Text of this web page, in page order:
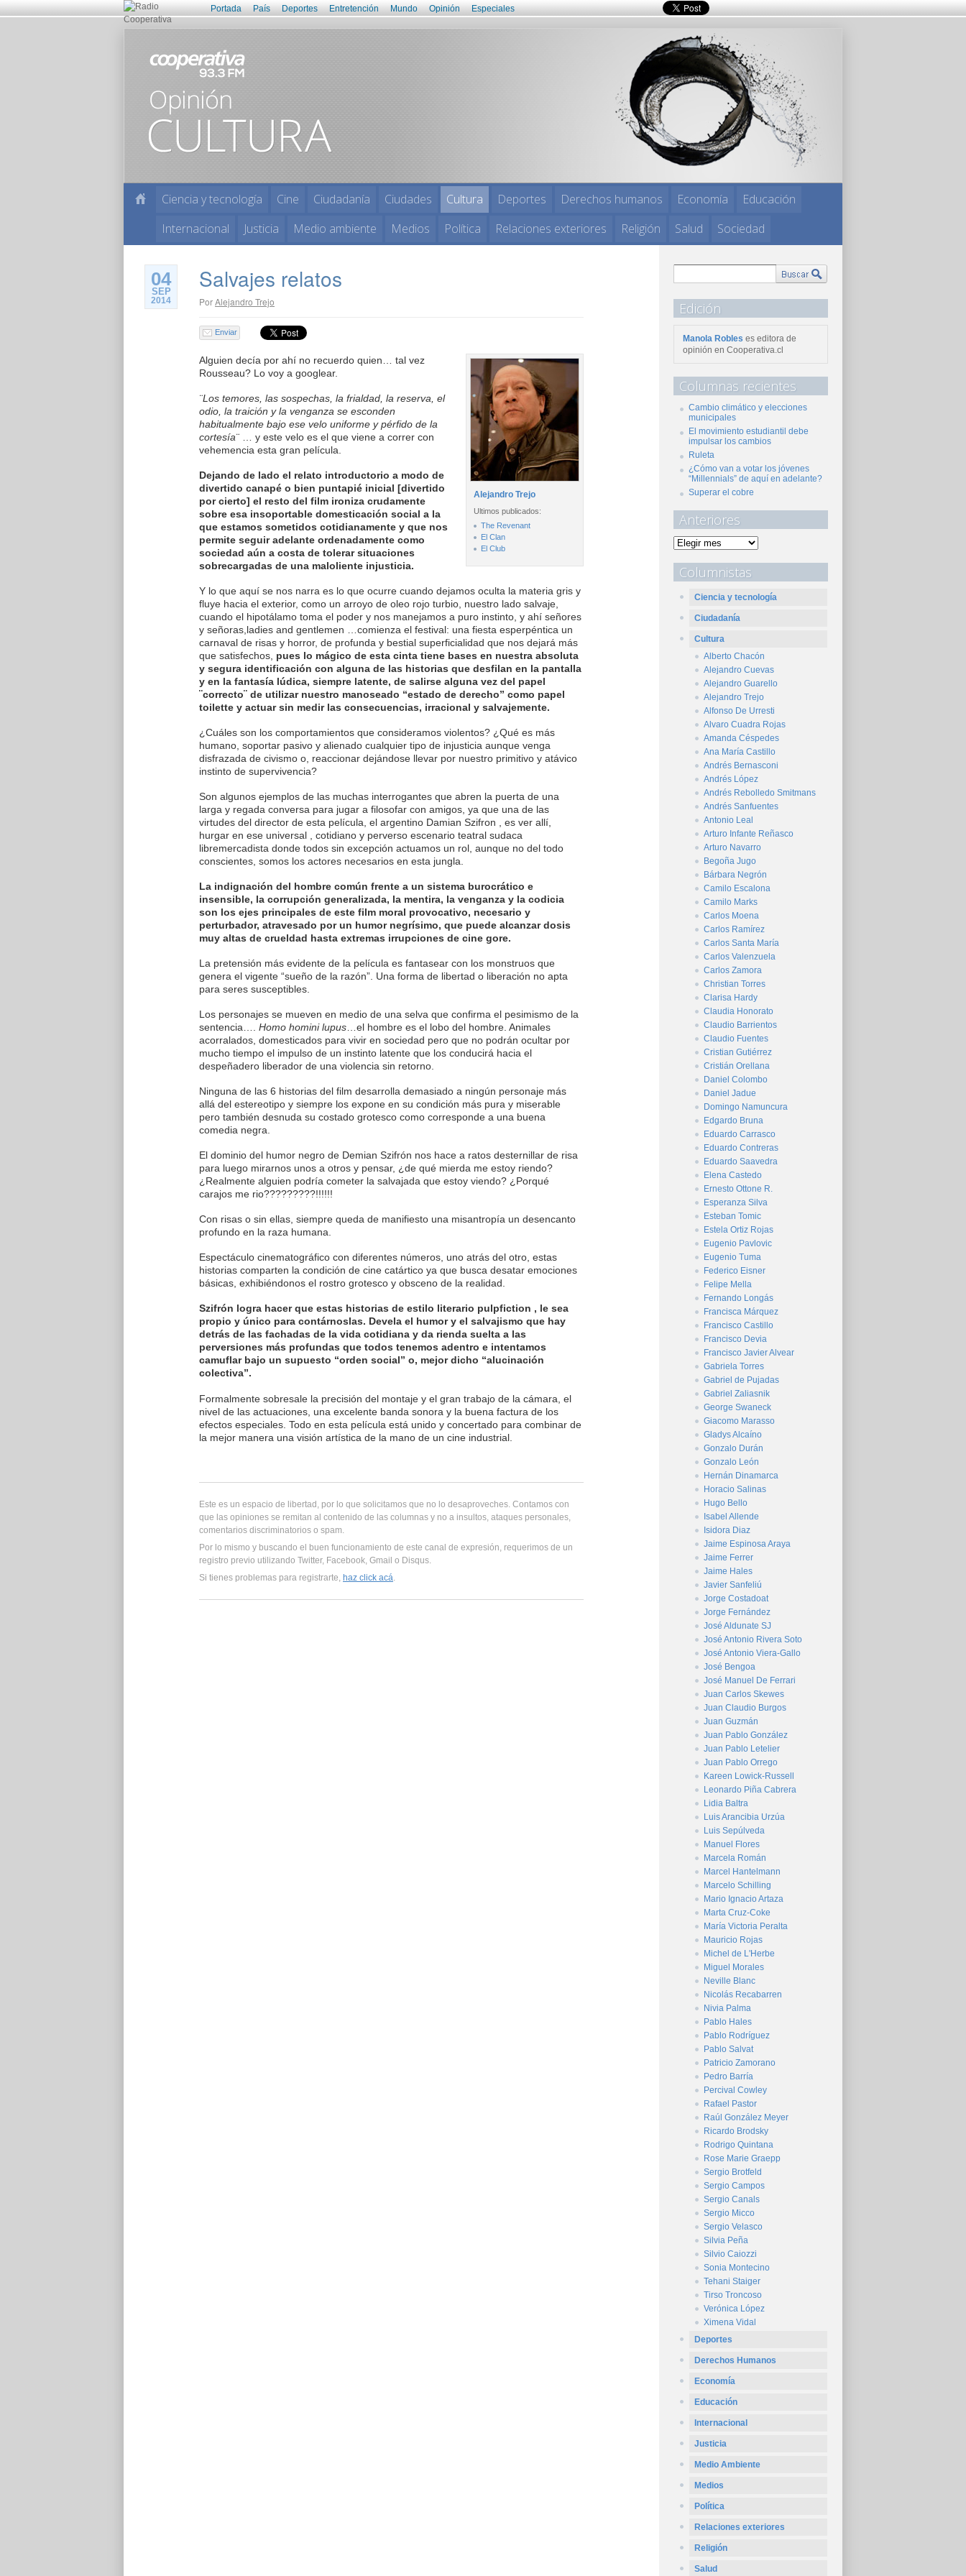
Portada País Deportes Entretención Mundo Opinión Especiales
Ciencia y tecnología Cine Ciudadanía Ciudades Cultura Deportes Derechos humanos Economía
Educación
Internacional
Justicia Medio ambiente Medios Política Relaciones exteriores Religión Salud Sociedad
04
SEP
2014
Salvajes relatos
PorAlejandro Trejo
Enviar
Alejandro Trejo
Ultimos publicados:
The Revenant
El Clan
El Club
Alguien decía por ahí no recuerdo quien… tal vez
Rousseau? Lo voy a googlear.
¨Los temores, las sospechas, la frialdad, la reserva, el
odio, la traición y la venganza se esconden
habitualmente bajo ese velo uniforme y pérfido de la
cortesía¨ … y este velo es el que viene a correr con
vehemencia esta gran película.
Dejando de lado el relato introductorio a modo de
divertido canapé o bien puntapié inicial [divertido
por cierto] el resto del film ironiza crudamente
sobre esa insoportable domesticación social a la
que estamos sometidos cotidianamente y que nos
permite seguir adelante ordenadamente como
sociedad aún a costa de tolerar situaciones
sobrecargadas de una maloliente injusticia.
Y lo que aquí se nos narra es lo que ocurre cuando dejamos oculta la materia gris y
fluye hacia el exterior, como un arroyo de oleo rojo turbio, nuestro lado salvaje,
cuando el hipotálamo toma el poder y nos manejamos a puro instinto, y ahí señores
y señoras,ladies and gentlemen …comienza el festival: una fiesta esperpéntica un
carnaval de risas y horror, de profunda y bestial superficialidad que nos dejará más
que satisfechos, pues lo mágico de esta cinta tiene bases en nuestra absoluta
y segura identificación con alguna de las historias que desfilan en la pantalla
y en la fantasía lúdica, siempre latente, de salirse alguna vez del papel
¨correcto¨ de utilizar nuestro manoseado “estado de derecho” como papel
toilette y actuar sin medir las consecuencias, irracional y salvajemente.
¿Cuáles son los comportamientos que consideramos violentos? ¿Qué es más
humano, soportar pasivo y alienado cualquier tipo de injusticia aunque venga
disfrazada de civismo o, reaccionar dejándose llevar por nuestro primitivo y atávico
instinto de supervivencia?
Son algunos ejemplos de las muchas interrogantes que abren la puerta de una
larga y regada conversa para jugar a filosofar con amigos, ya que una de las
virtudes del director de esta película, el argentino Damian Szifron , es ver allí,
hurgar en ese universal , cotidiano y perverso escenario teatral sudaca
libremercadista donde todos sin excepción actuamos un rol, aunque no del todo
conscientes, somos los actores necesarios en esta jungla.
La indignación del hombre común frente a un sistema burocrático e
insensible, la corrupción generalizada, la mentira, la venganza y la codicia
son los ejes principales de este film moral provocativo, necesario y
perturbador, atravesado por un humor negrísimo, que puede alcanzar dosis
muy altas de crueldad hasta extremas irrupciones de cine gore.
La pretensión más evidente de la película es fantasear con los monstruos que
genera el vigente “sueño de la razón”. Una forma de libertad o liberación no apta
para seres susceptibles.
Los personajes se mueven en medio de una selva que confirma el pesimismo de la
sentencia…. Homo homini lupus …el hombre es el lobo del hombre. Animales
acorralados, domesticados para vivir en sociedad pero que no podrán ocultar por
mucho tiempo el impulso de un instinto latente que los conducirá hacia el
despeñadero liberador de una violencia sin retorno.
Ninguna de las 6 historias del film desarrolla demasiado a ningún personaje más
allá del estereotipo y siempre los expone en su condición más pura y miserable
pero también desnuda su costado grotesco como corresponde a una buena
comedia negra.
El dominio del humor negro de Demian Szifrón nos hace a ratos desternillar de risa
para luego mirarnos unos a otros y pensar, ¿de qué mierda me estoy riendo?
¿Realmente alguien podría cometer la salvajada que estoy viendo? ¿Porqué
carajos me rio?????????!!!!!!
Con risas o sin ellas, siempre queda de manifiesto una misantropía un desencanto
profundo en la raza humana.
Espectáculo cinematográfico con diferentes números, uno atrás del otro, estas
historias comparten la condición de cine catártico ya que busca desatar emociones
básicas, exhibiéndonos el rostro grotesco y obsceno de la realidad.
Szifrón logra hacer que estas historias de estilo literario pulpfiction , le sea
propio y único para contárnoslas. Devela el humor y el salvajismo que hay
detrás de las fachadas de la vida cotidiana y da rienda suelta a las
perversiones más profundas que todos tenemos adentro e intentamos
camuflar bajo un supuesto “orden social” o, mejor dicho “alucinación
colectiva”.
Formalmente sobresale la precisión del montaje y el gran trabajo de la cámara, el
nivel de las actuaciones, una excelente banda sonora y la buena factura de los
efectos especiales. Todo en esta película está unido y concertado para combinar de
la mejor manera una visión artística de la mano de un cine industrial.
Este es un espacio de libertad, por lo que solicitamos que no lo desaproveches. Contamos con
que las opiniones se remitan al contenido de las columnas y no a insultos, ataques personales,
comentarios discriminatorios o spam.
Por lo mismo y buscando el buen funcionamiento de este canal de expresión, requerimos de un
registro previo utilizando Twitter, Facebook, Gmail o Disqus.
Si tienes problemas para registrarte, haz click acá.
Edición
Manola Robles es editora de
opinión en Cooperativa.cl
Columnas recientes
Cambio climático y elecciones
municipales
El movimiento estudiantil debe
impulsar los cambios
Ruleta
¿Cómo van a votar los jóvenes
“Millennials” de aquí en adelante?
Superar el cobre
Anteriores
Columnistas
Ciencia y tecnología
Ciudadanía
Cultura
Alberto Chacón
Alejandro Cuevas
Alejandro Guarello
Alejandro Trejo
Alfonso De Urresti
Alvaro Cuadra Rojas
Amanda Céspedes
Ana María Castillo
Andrés Bernasconi
Andrés López
Andrés Rebolledo Smitmans
Andrés Sanfuentes
Antonio Leal
Arturo Infante Reñasco
Arturo Navarro
Begoña Jugo
Bárbara Negrón
Camilo Escalona
Camilo Marks
Carlos Moena
Carlos Ramírez
Carlos Santa María
Carlos Valenzuela
Carlos Zamora
Christian Torres
Clarisa Hardy
Claudia Honorato
Claudio Barrientos
Claudio Fuentes
Cristian Gutiérrez
Cristián Orellana
Daniel Colombo
Daniel Jadue
Domingo Namuncura
Edgardo Bruna
Eduardo Carrasco
Eduardo Contreras
Eduardo Saavedra
Elena Castedo
Ernesto Ottone R.
Esperanza Silva
Esteban Tomic
Estela Ortiz Rojas
Eugenio Pavlovic
Eugenio Tuma
Federico Eisner
Felipe Mella
Fernando Longás
Francisca Márquez
Francisco Castillo
Francisco Devia
Francisco Javier Alvear
Gabriela Torres
Gabriel de Pujadas
Gabriel Zaliasnik
George Swaneck
Giacomo Marasso
Gladys Alcaíno
Gonzalo Durán
Gonzalo León
Hernán Dinamarca
Horacio Salinas
Hugo Bello
Isabel Allende
Isidora Diaz
Jaime Espinosa Araya
Jaime Ferrer
Jaime Hales
Javier Sanfeliú
Jorge Costadoat
Jorge Fernández
José Aldunate SJ
José Antonio Rivera Soto
José Antonio Viera-Gallo
José Bengoa
José Manuel De Ferrari
Juan Carlos Skewes
Juan Claudio Burgos
Juan Guzmán
Juan Pablo González
Juan Pablo Letelier
Juan Pablo Orrego
Kareen Lowick-Russell
Leonardo Piña Cabrera
Lidia Baltra
Luis Arancibia Urzúa
Luis Sepúlveda
Manuel Flores
Marcela Román
Marcel Hantelmann
Marcelo Schilling
Mario Ignacio Artaza
Marta Cruz-Coke
María Victoria Peralta
Mauricio Rojas
Michel de L'Herbe
Miguel Morales
Neville Blanc
Nicolás Recabarren
Nivia Palma
Pablo Hales
Pablo Rodríguez
Pablo Salvat
Patricio Zamorano
Pedro Barría
Percival Cowley
Rafael Pastor
Raúl González Meyer
Ricardo Brodsky
Rodrigo Quintana
Rose Marie Graepp
Sergio Brotfeld
Sergio Campos
Sergio Canals
Sergio Micco
Sergio Velasco
Silvia Peña
Silvio Caiozzi
Sonia Montecino
Tehani Staiger
Tirso Troncoso
Verónica López
Ximena Vidal
Deportes
Derechos Humanos
Economía
Educación
Internacional
Justicia
Medio Ambiente
Medios
Política
Relaciones exteriores
Religión
Salud